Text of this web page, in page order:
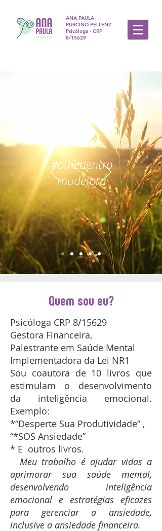
ANA PAULA
PURCINO PELLENZ
Psicóloga - CRP
8/15629
#olhedentro
mudefora
Quem sou eu?
Psicóloga CRP 8/15629
Gestora Financeira,
Palestrante em Saúde Mental
Implementadora da Lei NR1
Sou coautora de 10 livros que
estimulam o desenvolvimento
da inteligência emocional.
Exemplo:
*“Desperte Sua Produtividade” ,
“*SOS Ansiedade”
* E outros livros.
Meu trabalho é ajudar vidas a
aprimorar sua saúde mental,
desenvolvendo inteligência
emocional e estratégias eficazes
para gerenciar a ansiedade,
inclusive a ansiedade financeira.